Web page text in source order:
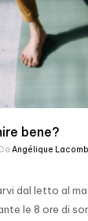
bene?
Angélique
dal letto al
le 8 ore di